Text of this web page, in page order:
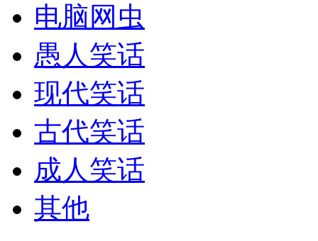
电脑网虫
愚人笑话
现代笑话
古代笑话
成人笑话
其他